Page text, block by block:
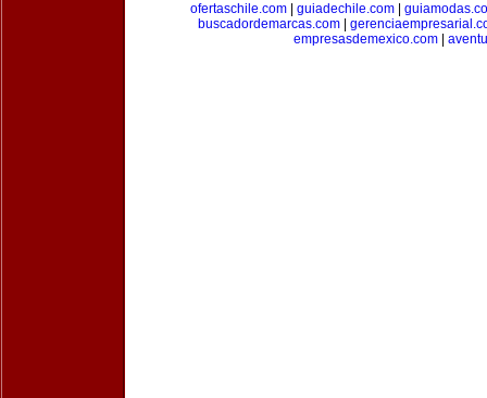
ofertaschile.com
guiadechile.com
buscadordemarcas.com|
empresasdemexico.com|